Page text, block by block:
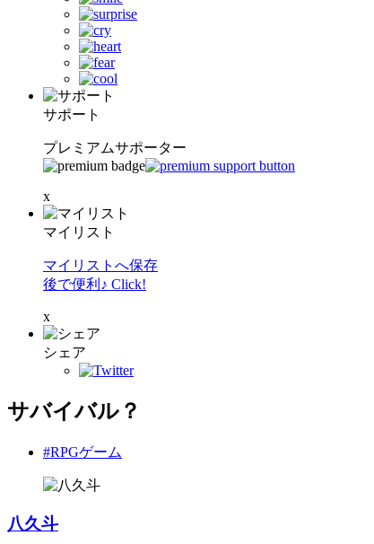
サポート
プレミアムサポーター
x
マイリスト
マイリストへ保存
後で便利♪ Click!
x
シェア
サバイバル？
#RPGゲーム
八久斗